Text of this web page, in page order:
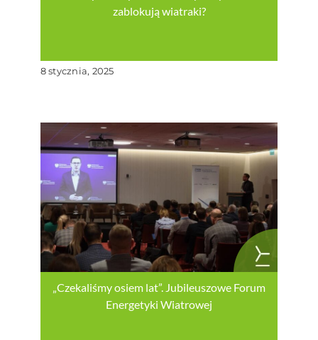
zablokują wiatraki?
8 stycznia, 2025
„Czekaliśmy osiem lat”. Jubileuszowe Forum
Energetyki Wiatrowej